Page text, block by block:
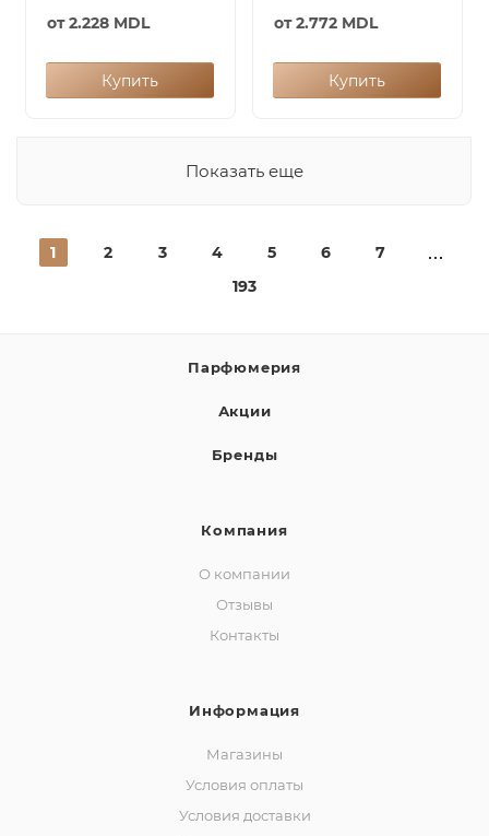
от2.228 MDL
Купить
от2.772 MDL
Купить
Показать еще
1 2 3 4 5 6
7
193
Парфюмерия
Акции
Бренды
Компания
О компании
Отзывы
Контакты
Информация
Магазины
Условия оплаты
Условия доставки